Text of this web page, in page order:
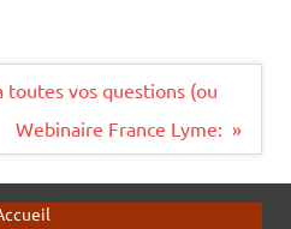
toutes vos questions (ou
Webinaire France Lyme: »